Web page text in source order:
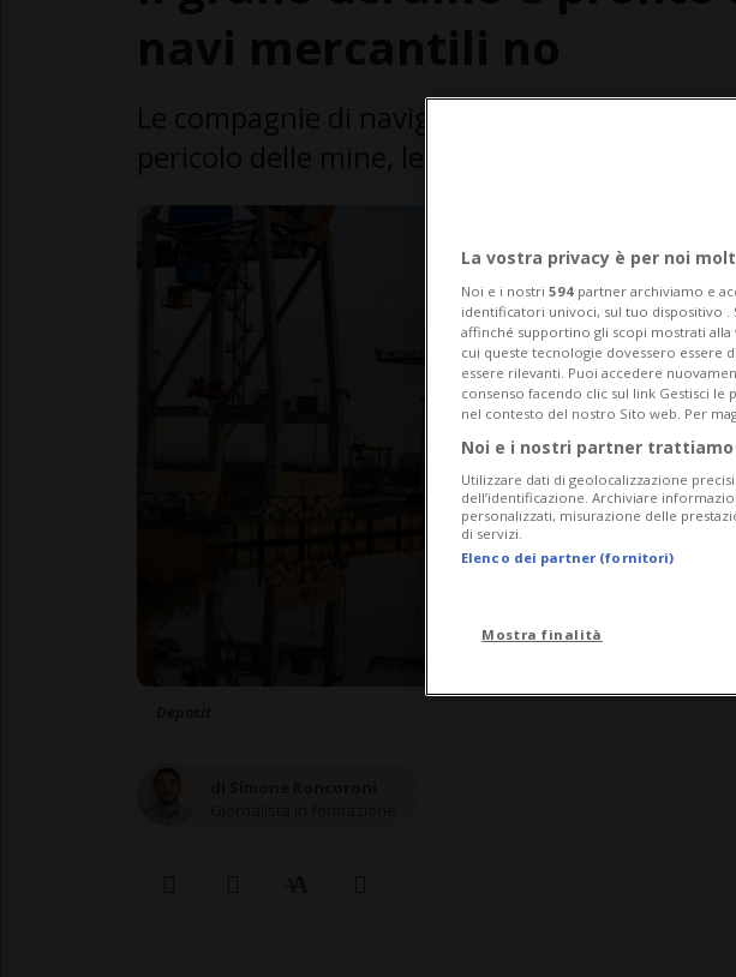
La vostra privacy è per noi
Noi e i nostri 594 partner archiviamo e
identificatori univoci, sul tuo dispositivo
affinché supportino gli scopi mostrati
cui queste tecnologie dovessero essere
essere rilevanti. Puoi accedere
consenso facendo clic sul link Gestisci
nel contesto del nostro Sito web. Per
Noi e i nostri partner
Utilizzare dati di geolocalizzazione
dell’identificazione. Archiviare
personalizzati, misurazione delle
di servizi.
Elenco dei partner (fornitori)
Mostra finalità